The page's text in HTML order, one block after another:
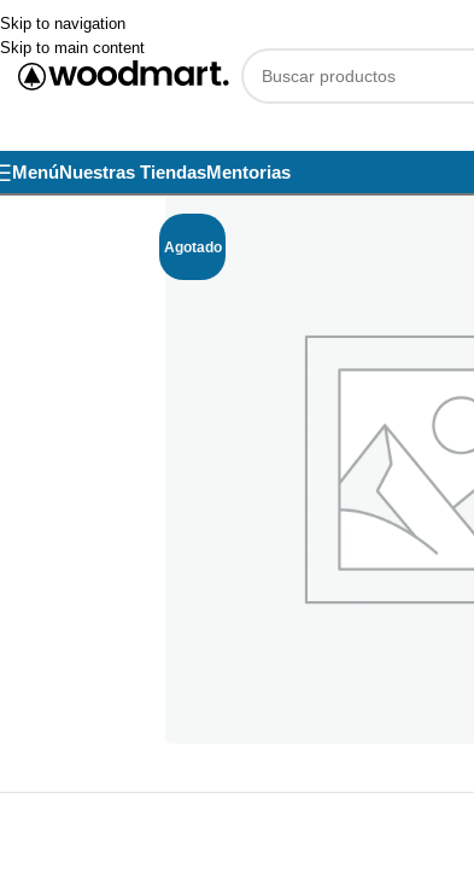
Skip to navigation
Skip to main content
MenúNuestras TiendasMentorias
Agotado